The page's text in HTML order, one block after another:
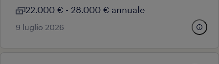
22.000 € - 28.000 € annuale
9 luglio 2026